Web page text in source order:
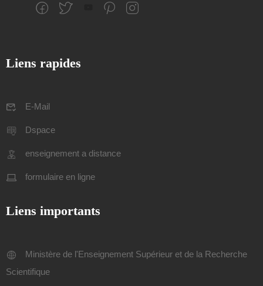
Liens rapides
E-Mail
Dspace
enseignement a distance
formulaire en ligne
Liens importants
Ministère de l'Enseignement Supérieur et de la Recherche
Scientifique